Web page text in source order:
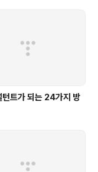
턴트가 되는 24가지 방